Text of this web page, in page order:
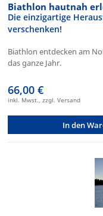
Biathlon hautnah
Die einzigartige
verschenken!
Biathlon entdecken am
das ganze Jahr.
66,00 €
inkl. Mwst., zzgl. Versand
In den